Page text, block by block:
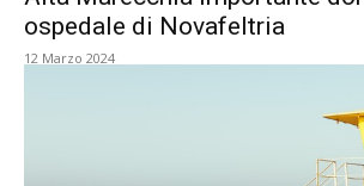
ospedale di Novafeltria
12 Marzo 2024